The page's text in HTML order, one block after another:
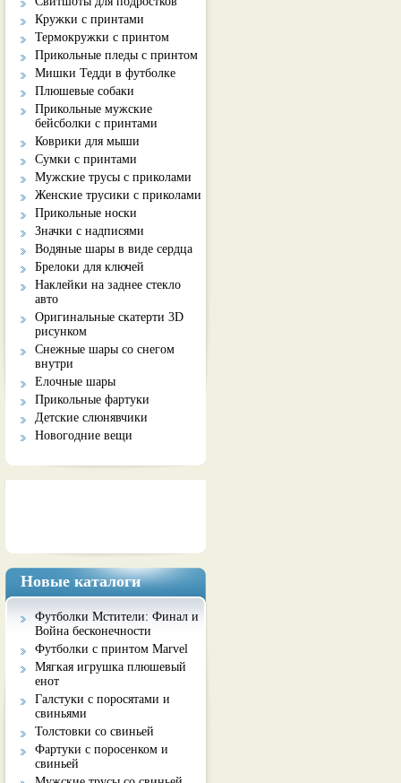
Кружки с принтами
Термокружки с принтом
Прикольные пледы с принтом
Мишки Тедди в футболке
Плюшевые собаки
Прикольные мужские
бейсболки с принтами
Коврики для мыши
Сумки с принтами
Мужские трусы с приколами
Женские трусики с приколами
Прикольные носки
Значки с надписями
Водяные шары в виде сердца
Брелоки для ключей
Наклейки на заднее стекло
авто
Оригинальные скатерти 3D
рисунком
Снежные шары со снегом
внутри
Елочные шары
Прикольные фартуки
Детские слюнявчики
Новогодние вещи
Новые каталоги
Футболки Мстители: Финал и
Война бесконечности
Футболки с принтом Marvel
Мягкая игрушка плюшевый
енот
Галстуки с поросятами и
свиньями
Толстовки со свиньей
Фартуки с поросенком и
свиньей